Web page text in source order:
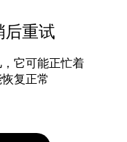
后重试
它可能正忙着
复正常